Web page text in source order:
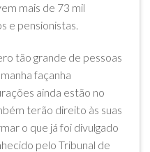
mais de 73 mil
e pensionistas.
tão grande de pessoas
façanha
ainda estão no
terão direito às suas
o que já foi divulgado
pelo Tribunal de